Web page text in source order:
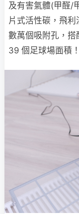
及有害氣體(甲醛/
片式活性碳，飛
數萬個吸附孔，
39 個足球場面積！